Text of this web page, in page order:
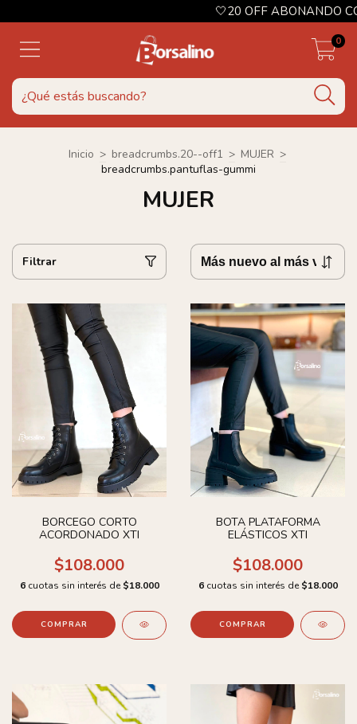
🤍20 OFF ABONANDO CON
0
Inicio > breadcrumbs.20--off1 > MUJER >
breadcrumbs.pantuflas-gummi
MUJER
Filtrar
BORCEGO CORTO
ACORDONADO XTI
$108.000
6 cuotas sin interés de $18.000
COMPRAR
BOTA PLATAFORMA
ELÁSTICOS XTI
$108.000
6 cuotas sin interés de $18.000
COMPRAR